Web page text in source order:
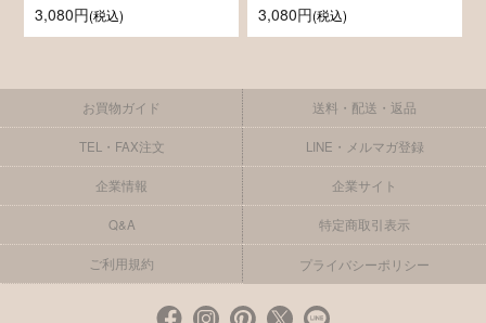
3,080円(税込)
3,080円(税込)
お買物ガイド 送料・配送・返品
TEL・FAX注文 LINE・メルマガ登録
企業情報 企業サイト
Q&A 特定商取引表示
ご利用規約 プライバシーポリシー